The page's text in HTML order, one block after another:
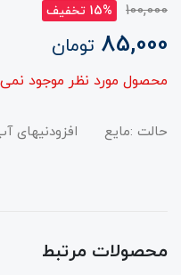
100,000 15% تخفیف
85,000 تومان
محصول مورد نظر موجود
حالت :مایع افزودنیهای
محصولات مرتبط